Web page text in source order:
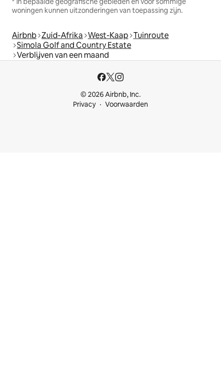
woningen kunnen uitzonderingen van toepassing zijn.
Airbnb Zuid-Afrika West-Kaap Tuinroute
Simola Golf and Country Estate
Verblijven van een maand
© 2026 Airbnb, Inc.
Privacy
Voorwaarden